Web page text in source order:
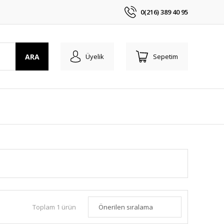
0(216) 389 40 95
ARA Üyelik Sepetim
Toplam 1 ürün